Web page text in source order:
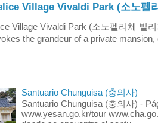
Village Vivaldi Park (소노펠
Village Vivaldi Park (소노펠리체 빌
the grandeur of a private
Santuario Chunguisa (충의사)
Santuario Chunguisa (충의사) -
www.yesan.go.kr/tour